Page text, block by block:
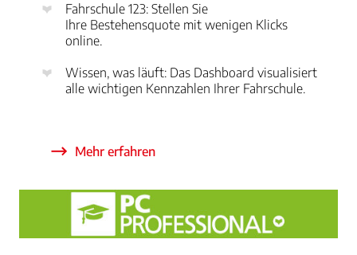
Fahrschule 123: Stellen Sie
Ihre Bestehensquote mit wenigen Klicks
online.
Wissen, was läuft: Das Dashboard visualisiert
alle wichtigen Kennzahlen Ihrer Fahrschule.
Mehr erfahren